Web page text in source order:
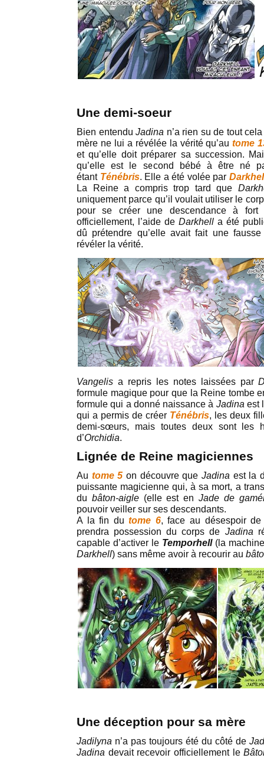
Une demi-soeur
Bien entenduJadina n’a rien su de tout
mère ne lui a révélée la vérité qu’autome
et qu’elle doit préparer sa succession.
qu’elle est le second bébé à être né
étant Ténébris. Elle a été volée par
La Reine a compris trop tard que
uniquement parce qu’il voulait utiliser le
pour se créer une descendance à fort
officiellement, l’aide de Darkhell a été
dû prétendre qu’elle avait fait une
révéler la vérité.
Vangelis a repris les notes laissées par
formule magique pour que la Reine tombe
formule qui a donné naissance à Jadina est
qui a permis de créer Ténébris, les deux
demi-sœurs, mais toutes deux sont les
d’Orchidia.
Lignée de Reine magiciennes
Au tome 5 on découvre queJadina est la
puissante magicienne qui, à sa mort, a
du bâton-aigle(elle est enJade de
pouvoir veiller sur ses descendants.
A la fin dutome 6, face au désespoir
prendra possession du corps de Jadina
capable d’activer le Temporhell(la
Darkhell) sans même avoir à recourir au
Une déception pour sa mère
Jadilyna n’a pas toujours été du côté de
Jadina devait recevoir officiellement le